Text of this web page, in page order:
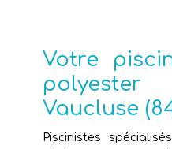
Votre
Vaucluse
Piscinistes